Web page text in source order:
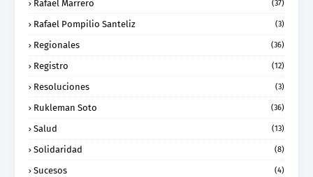
Rafael Marrero (37)
Rafael Pompilio Santeliz (3)
Regionales (36)
Registro (12)
Resoluciones (3)
Rukleman Soto (36)
Salud (13)
Solidaridad (8)
Sucesos (4)